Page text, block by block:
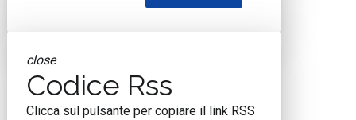
close
Codice Rss
Clicca sul pulsante per copiare il link RSS